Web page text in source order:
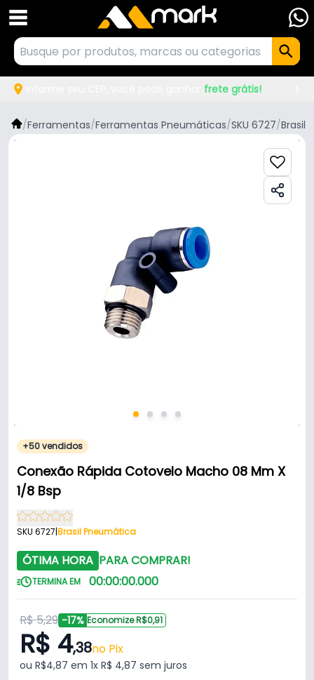
frete grátis!
/Ferramentas/Ferramentas Pneumáticas/SKU 6727/Brasil
+50 vendidos
Conexão Rápida Cotovelo Macho 08 Mm X
1/8 Bsp
SKU 6727|Brasil Pneumática
ÓTIMA HORA PARA COMPRAR!
TERMINA EM 00:00:00.000
R$ 5,29 -17% Economize R$0,91
R$ 4,38no Pix
ou R$4,87 em 1x R$ 4,87 sem juros